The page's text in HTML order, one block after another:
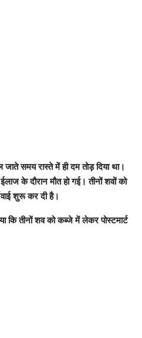
समय रास्ते में ही दम तोड़ दिया था।
के दौरान मौत हो गई। तीनों शवों को
शुरू कर दी है।
कि तीनों शव को कब्जे में लेकर पोस्टमार्ट